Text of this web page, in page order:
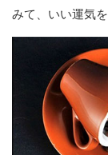
みて、いい運気